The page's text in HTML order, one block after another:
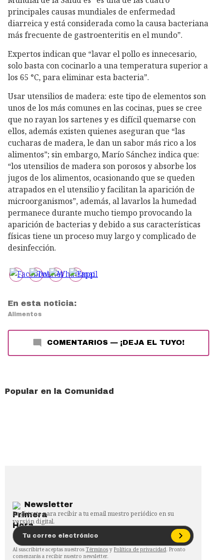
principales causas mundiales de enfermedad
diarreica y está considerada como la causa bacteriana
más frecuente de gastroenteritis en el mundo”.
Expertos indican que “lavar el pollo es innecesario,
solo basta con cocinarlo a una temperatura superior a
los 65 °C, para eliminar esta bacteria”.
Usar utensilios de madera: este tipo de elementos son
unos de los más comunes en las cocinas, pues se cree
que no rayan los sartenes y es difícil quemarse con
ellos, además existen quienes aseguran que “las
cucharas de madera, le dan un sabor más rico a los
alimentos”; sin embargo, Marío Sánchez indica que:
“los utensilios de madera son porosos y absorbe los
jugos de los alimentos, ocasionando que se queden
atrapados en el utensilio y facilitan la aparición de
microorganismos”, además, al lavarlos la humedad
permanece durante mucho tiempo provocando la
aparición de bacterias y debido a sus características
físicas tiene un proceso muy largo y complicado de
desinfección.
En esta noticia:
Alimentos
COMENTARIOS — ¡DEJA EL TUYO!
Popular en la Comunidad
Newsletter
Regístrate para recibir a tu email nuestro periódico en su
versión digital.
Al suscribirte aceptas nuestros Términos y Política de privacidad. Pronto
comenzarás a recibir nuestro newsletter.